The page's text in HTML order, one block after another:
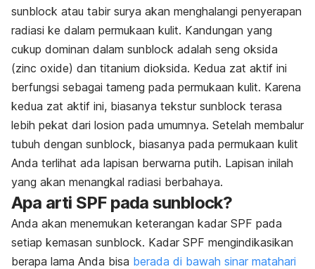
sunblock atau tabir surya akan menghalangi penyerapan
radiasi ke dalam permukaan kulit. Kandungan yang
cukup dominan dalam sunblock adalah seng oksida
(zinc oxide) dan titanium dioksida. Kedua zat aktif ini
berfungsi sebagai tameng pada permukaan kulit. Karena
kedua zat aktif ini, biasanya tekstur sunblock terasa
lebih pekat dari losion pada umumnya. Setelah membalur
tubuh dengan sunblock, biasanya pada permukaan kulit
Anda terlihat ada lapisan berwarna putih. Lapisan inilah
yang akan menangkal radiasi berbahaya.
Apa arti SPF pada sunblock?
Anda akan menemukan keterangan kadar SPF pada
setiap kemasan sunblock. Kadar SPF mengindikasikan
berapa lama Anda bisa berada di bawah sinar matahari